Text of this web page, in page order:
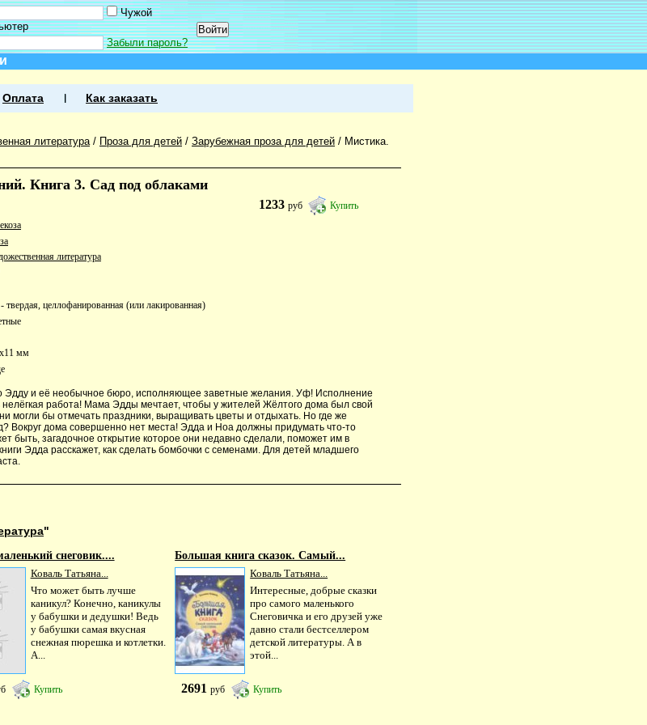
Чужой
Забыли пароль?
Оплата Как заказать
литература/ Проза для детей / Зарубежная проза для детей / Мистика.
Книга 3. Сад под облаками
1233руб Купить
литература
целлофанированная (или лакированная)
мм
Эдду и её необычное бюро, исполняющее заветные желания. Уф! Исполнение
работа! Мама Эдды мечтает, чтобы у жителей Жёлтого дома был свой
могли бы отмечать праздники, выращивать цветы и отдыхать. Но где же
Вокруг дома совершенно нет места! Эдда и Ноа должны придумать что-то
быть, загадочное открытие которое они недавно сделали, поможет им в
Эдда расскажет, как сделать бомбочки с семенами. Для детей младшего
"
снеговик....
Коваль Татьяна...
Что может быть лучше
каникул? Конечно, каникулы
у бабушки и дедушки! Ведь
у бабушки самая вкусная
снежная пюрешка и котлетки.
А...
Купить
Большая книга сказок. Самый...
Коваль Татьяна...
Интересные, добрые сказки
про самого маленького
Снеговичка и его друзей уже
давно стали бестселлером
детской литературы. А в
этой...
2691руб Купить